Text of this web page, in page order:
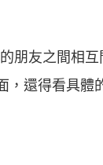
朋友之間相
，還得看具體